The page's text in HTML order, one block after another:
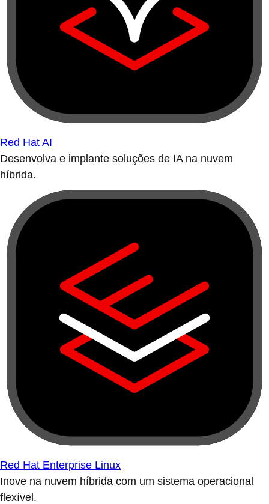
Red Hat AI
Desenvolva e implante soluções de IA na nuvem
híbrida.
Red Hat Enterprise Linux
Inove na nuvem híbrida com um sistema operacional
flexível.